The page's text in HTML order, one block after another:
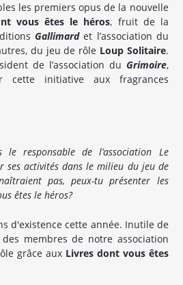
les premiers opus de la nouvelle
vous êtes le héros, fruit de la
Gallimardet l’association du
du jeu de rôle Loup Solitaire.
de l’association du Grimoire,
initiative aux fragrances
le responsable de l’association Le
ses activités dans le milieu du jeu de
pas, peux-tu présenter les
êtes le héros?
d'existence cette année. Inutile de
membres de notre association
grâce aux Livres dont vous êtes